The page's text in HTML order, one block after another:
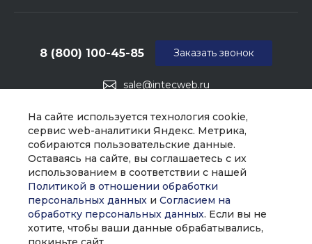
На сайте используется технология cookie,
сервис web-аналитики Яндекс. Метрика,
собираются пользовательские данные.
Оставаясь на сайте, вы соглашаетесь с их
использованием в соответствии с нашей
Политикой в отношении обработки
персональных данных и Согласием на
обработку персональных данных. Если вы не
хотите, чтобы ваши данные обрабатывались,
sale@intecweb.ru
8 (800) 100-45-85
г. Москва, ул. Люсиновская, д. 39
Заказать звонок